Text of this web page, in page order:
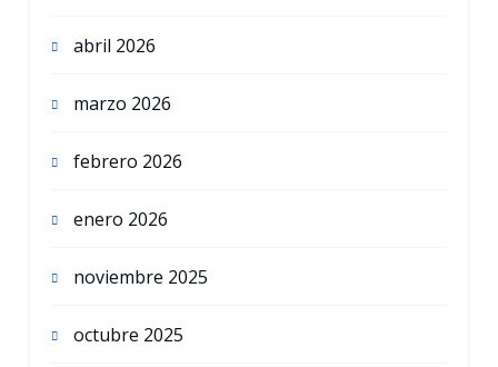
abril 2026
marzo 2026
febrero 2026
enero 2026
noviembre 2025
octubre 2025